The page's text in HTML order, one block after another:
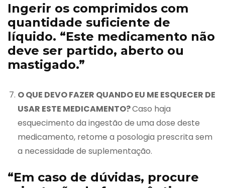
Ingerir os comprimidos com
quantidade suficiente de
líquido. “Este medicamento não
deve ser partido, aberto ou
mastigado.”
O QUE DEVO FAZER QUANDO EU ME ESQUECER DE
USAR ESTE MEDICAMENTO?Caso haja
esquecimento da ingestão de uma dose deste
medicamento, retome a posologia prescrita sem
a necessidade de suplementação.
“Em caso de dúvidas, procure